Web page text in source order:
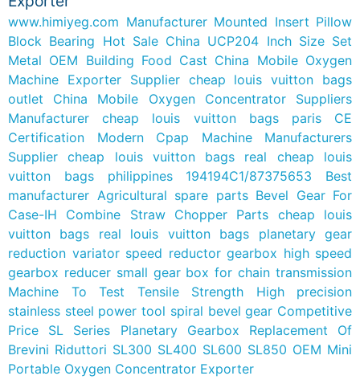
www.himiyeg.com Manufacturer Mounted Insert Pillow
Block Bearing Hot Sale China UCP204 Inch Size Set
Metal OEM Building Food Cast China Mobile Oxygen
Machine Exporter Supplier cheap louis vuitton bags
outlet
China Mobile Oxygen Concentrator Suppliers
Manufacturer
cheap louis vuitton bags paris
CE
Certification Modern Cpap Machine Manufacturers
Supplier
cheap louis vuitton bags real
cheap louis
vuitton bags philippines
194194C1/87375653 Best
manufacturer Agricultural spare parts Bevel Gear For
Case-IH Combine Straw Chopper Parts cheap louis
vuitton bags real louis vuitton bags
planetary gear
reduction variator speed reductor gearbox high speed
gearbox reducer small gear box for chain transmission
Machine To Test Tensile Strength
High precision
stainless steel power tool spiral bevel gear Competitive
Price SL Series Planetary Gearbox Replacement Of
Brevini Riduttori SL300 SL400 SL600 SL850 OEM Mini
Portable Oxygen Concentrator Exporter